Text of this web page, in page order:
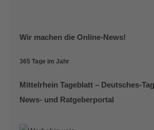
Wir machen die Online-News!
365 Tage im Jahr
Mittelrhein Tageblatt – Deutsches-
News- und Ratgeberportal